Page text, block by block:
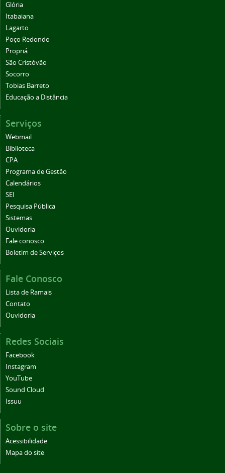
Glória
Itabaiana
Lagarto
Poço Redondo
Propriá
São Cristóvão
Socorro
Tobias Barreto
Educação a Distância
Serviços
Webmail
Biblioteca
CPA
Programa de Gestão
Calendários
SEI
Pesquisa Pública
Sistemas
Ouvidoria
Fale conosco
Boletim de Serviços
Fale Conosco
Lista de Ramais
Contato
Ouvidoria
Redes Sociais
Facebook
Instagram
YouTube
Sound Cloud
Issuu
Sobre o site
Acessibilidade
Mapa do site